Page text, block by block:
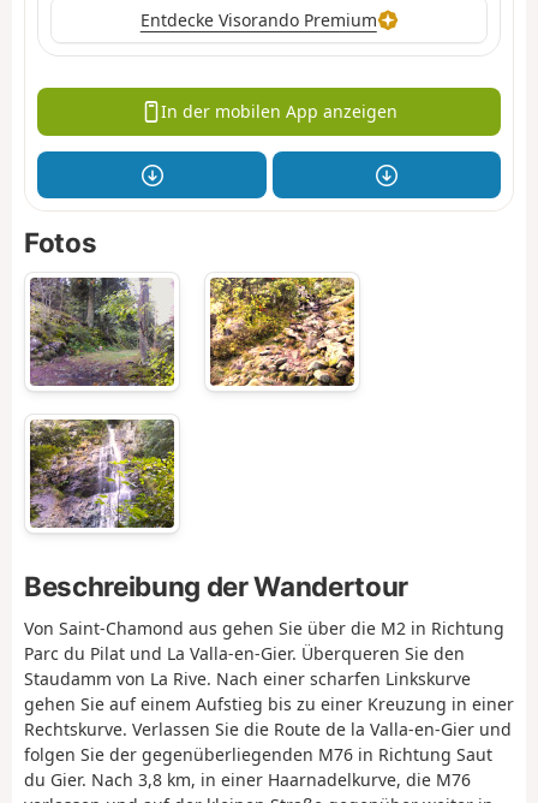
Entdecke Visorando Premium
In der mobilen App anzeigen
Fotos
Beschreibung der Wandertour
Von Saint-Chamond aus gehen Sie über die M2 in Richtung
Parc du Pilat und La Valla-en-Gier. Überqueren Sie den
Staudamm von La Rive. Nach einer scharfen Linkskurve
gehen Sie auf einem Aufstieg bis zu einer Kreuzung in einer
Rechtskurve. Verlassen Sie die Route de la Valla-en-Gier und
folgen Sie der gegenüberliegenden M76 in Richtung Saut
du Gier. Nach 3,8 km, in einer Haarnadelkurve, die M76